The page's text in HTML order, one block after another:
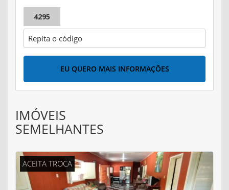
4295
EU QUERO MAIS INFORMAÇÕES
IMÓVEIS
SEMELHANTES
ACEITA TROCA